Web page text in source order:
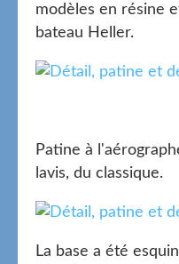
modèles en résine
bateau Heller.
Patine à
lavis, du classique.
La base a été